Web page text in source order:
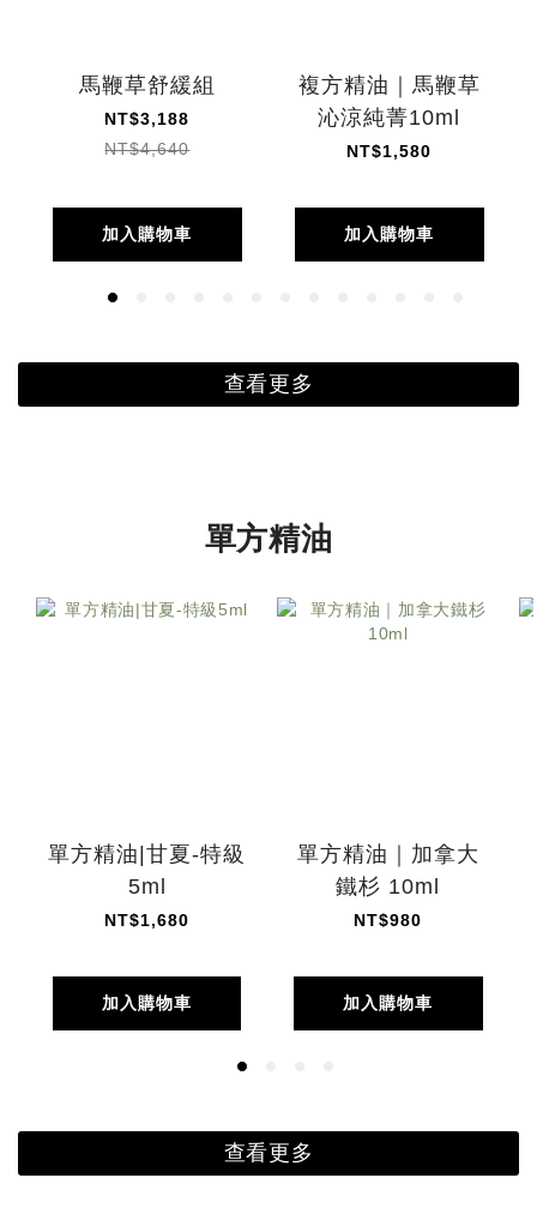
馬鞭草舒緩組
NT$3,188
NT$4,640
加入購物車
複方精油｜馬鞭草
沁涼純菁10ml
NT$1,580
加入購物車
查看更多
單方精油
單方精油|甘夏-特級
5ml
NT$1,680
加入購物車
單方精油｜加拿大
鐵杉 10ml
NT$980
加入購物車
查看更多